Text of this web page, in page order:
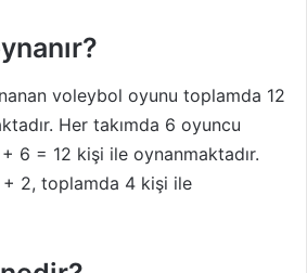
voleybol oyunu toplamda 12
Her takımda 6 oyuncu
6 = 12 kişi ile oynanmaktadır.
2, toplamda 4 kişi ile